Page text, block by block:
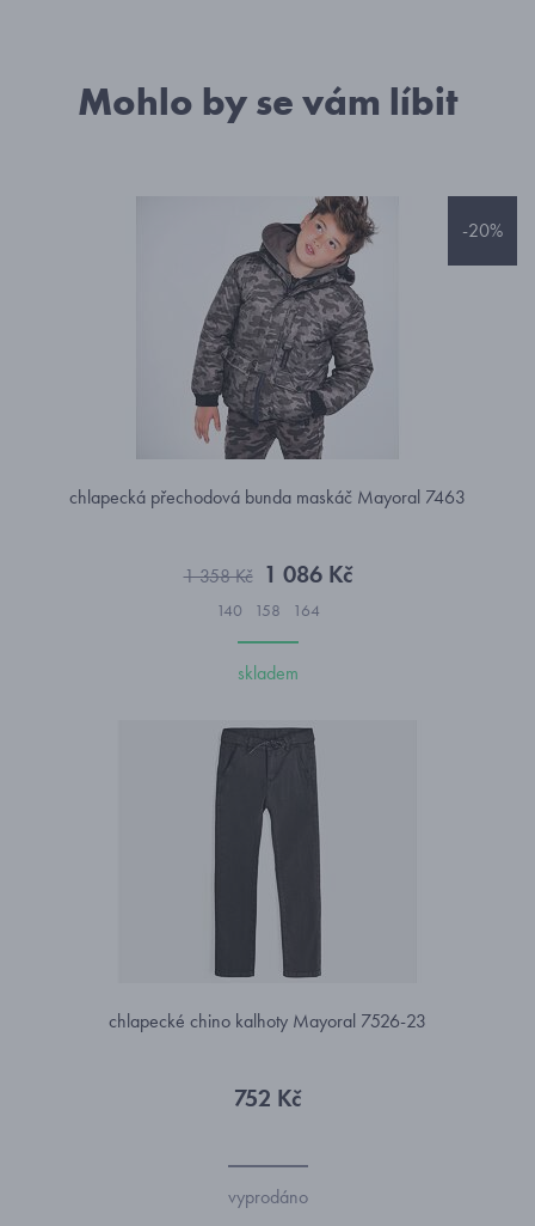
Mohlo by se vám líbit
-20%
chlapecká přechodová bunda maskáč Mayoral 7463
1 358 Kč 1 086 Kč
140 158 164
skladem
chlapecké chino kalhoty Mayoral 7526-23
752 Kč
vyprodáno